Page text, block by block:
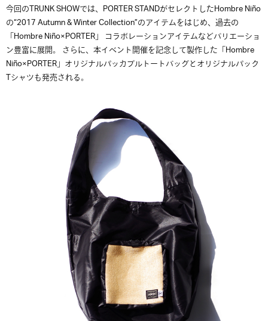
今回のTRUNK SHOWでは、PORTER STANDがセレクトしたHombre Niño
の“2017 Autumn & Winter Collection”のアイテムをはじめ、過去の
「Hombre Niño×PORTER」 コラボレーションアイテムなどバリエーショ
ン豊富に展開。 さらに、本イベント開催を記念して製作した「Hombre
Niño×PORTER」オリジナルパッカブルトートバッグとオリジナルパック
Tシャツも発売される。